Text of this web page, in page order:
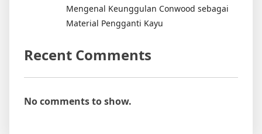
Mengenal Keunggulan Conwood sebagai
Material Pengganti Kayu
Recent Comments
No comments to show.